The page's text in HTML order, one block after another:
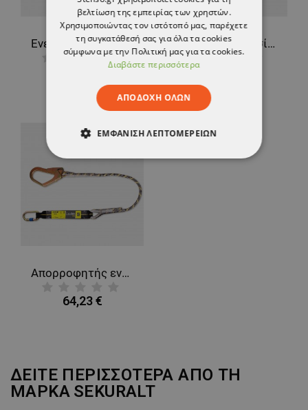
Ενεργειακός απορροφητικός ιμάντας με σχοινί και 2 καραμπίνερ IRUDEK ABE 362-SE (2025) Σχοινί για εργασία σε ύψος SEKURALT BOA ROPE 10.5cm,20m
Απορροφητής ενέργειας SEKURALT ABE 362-SE 180CM SHARP EDGE
64,23 €
ΔΕΙΤΕ ΠΕΡΙΣΣΟΤΕΡΑ ΑΠΟ ΤΗ
ΜΑΡΚΑ SEKURALT
βελτίωση της εμπειρίας των χρηστών.
Χρησιμοποιώντας τον ιστότοπό μας, παρέχετε
τη συγκατάθεσή σας για όλα τα cookies
σύμφωνα με την Πολιτική μας για τα cookies.
Διαβάστε περισσότερα
ΑΠΟΔΟΧΉ ΌΛΩΝ
ΕΜΦΆΝΙΣΗ ΛΕΠΤΟΜΕΡΕΙΏΝ
ΑΠΟΛΎΤΩΣ ΑΠΑΡΑΊΤΗΤΑ
ΑΠΌΔΟΣΗΣ